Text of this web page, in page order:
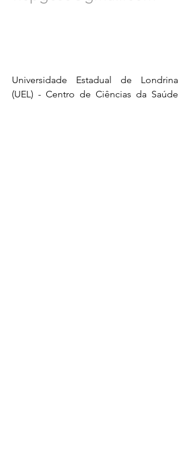
Universidade Estadual de Londrina
(UEL) - Centro de Ciências da Saúde